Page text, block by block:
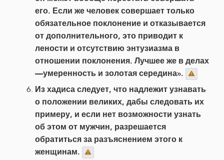
его. Если же человек совершает только
обязательное поклонение и отказывается
от дополнительного, это приводит к
лености и отсутствию энтузиазма в
отношении поклонения. Лучшее же в делах
—умеренность и золотая середина».
Из хадиса следует, что надлежит узнавать
о положении великих, дабы следовать их
примеру, и если нет возможности узнать
об этом от мужчин, разрешается
обратиться за разъяснением этого к
женщинам.